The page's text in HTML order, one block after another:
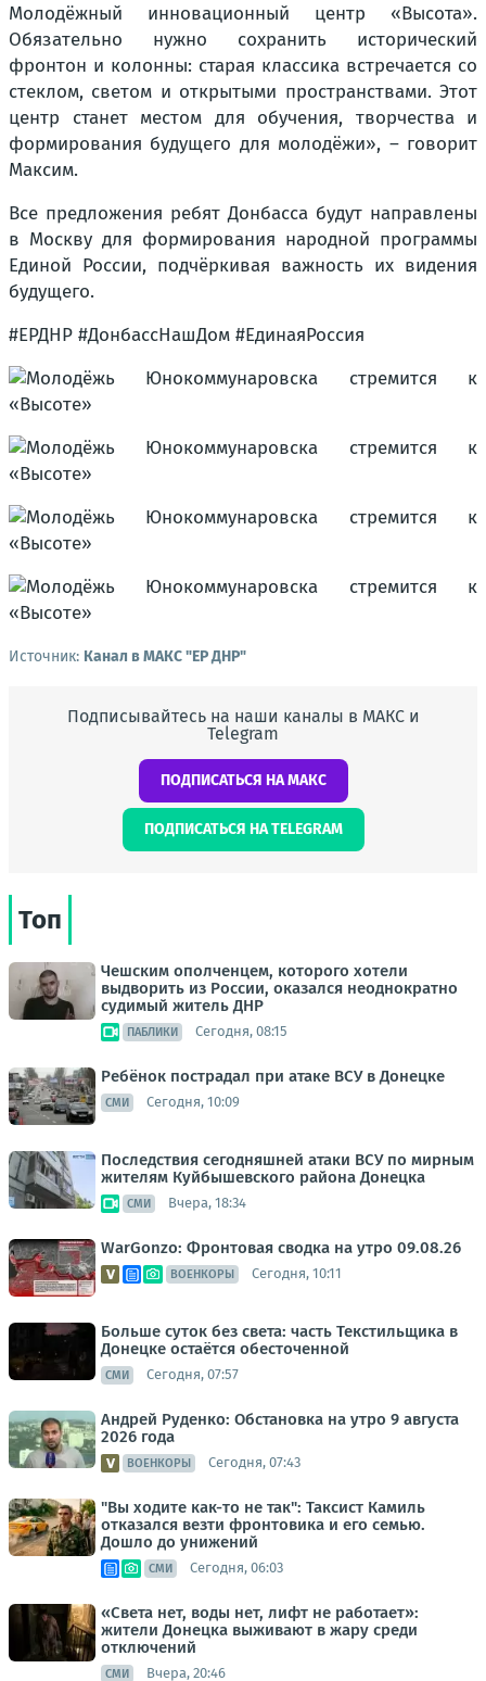
Молодёжный инновационный центр «Высота».
Обязательно нужно сохранить исторический
фронтон и колонны: старая классика встречается со
стеклом, светом и открытыми пространствами. Этот
центр станет местом для обучения, творчества и
формирования будущего для молодёжи», – говорит
Максим.
Все предложения ребят Донбасса будут направлены
в Москву для формирования народной программы
Единой России, подчёркивая важность их видения
будущего.
#ЕРДНР #ДонбассНашДом #ЕдинаяРоссия
Источник: Канал в МАКС "ЕР ДНР"
Подписывайтесь на наши каналы в МАКС и
Telegram
ПОДПИСАТЬСЯ НА МАКС
ПОДПИСАТЬСЯ НА TELEGRAM
Топ
Чешским ополченцем, которого хотели
выдворить из России, оказался неоднократно
судимый житель ДНР
ПАБЛИКИ Сегодня, 08:15
Ребёнок пострадал при атаке ВСУ в Донецке
СМИ Сегодня, 10:09
Последствия сегодняшней атаки ВСУ по мирным
жителям Куйбышевского района Донецка
СМИ Вчера, 18:34
WarGonzo: Фронтовая сводка на утро 09.08.26
ВОЕНКОРЫ Сегодня, 10:11
Больше суток без света: часть Текстильщика в
Донецке остаётся обесточенной
СМИ Сегодня, 07:57
Андрей Руденко: Обстановка на утро 9 августа
2026 года
ВОЕНКОРЫ Сегодня, 07:43
"Вы ходите как-то не так": Таксист Камиль
отказался везти фронтовика и его семью.
Дошло до унижений
СМИ Сегодня, 06:03
«Света нет, воды нет, лифт не работает»:
жители Донецка выживают в жару среди
отключений
СМИ Вчера, 20:46